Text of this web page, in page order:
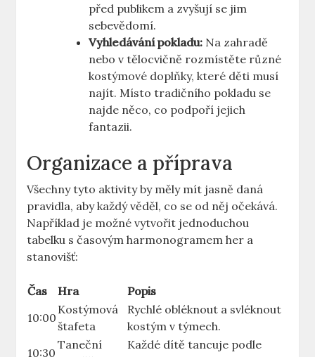
před ‍publikem a zvyšují se ⁢jim
sebevědomí.
Vyhledávání pokladu: Na zahradě
nebo v tělocvičně rozmístěte různé
kostýmové doplňky, které ​děti musí
najít. Místo tradičního pokladu se
najde něco,‍ co podpoří jejich
fantazii.
Organizace a příprava
Všechny⁢ tyto aktivity by měly mít ⁣jasně daná
pravidla, aby každý věděl, co ⁤se od něj očekává.
Například je možné vytvořit jednoduchou
tabelku s časovým harmonogramem her a
stanovišť:
Čas Hra
Popis
10:00
Kostýmová⁤
štafeta
Rychlé obléknout‌ a svléknout
kostým v‌ týmech.
10:30
Taneční
Každé dítě tancuje ‍podle